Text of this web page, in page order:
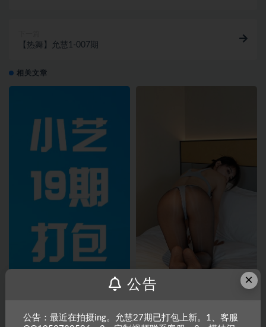
【热舞】允慧1-007期
相关文章
×
公告
公告：最近在拍摄ing。允慧27期已打包上新。1、客服